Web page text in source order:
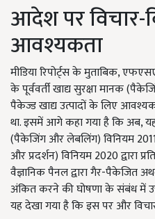
आदेश पर विचार-
आवश्यकता
मीडिया रिपोर्ट्स के मुताबिक,
के पूर्ववर्ती खाद्य सुरक्षा मानक
पैकेज्ड खाद्य उत्पादों के लिए
था. इसमें आगे कहा गया है कि अब,
(पैकेजिंग और लेबलिंग) विनियम
और प्रदर्शन) विनियम 2020 द्वारा
वैज्ञानिक पैनल द्वारा गैर-पैकेजित
अंकित करने की घोषणा के संबंध में
यह देखा गया है कि इस पर और